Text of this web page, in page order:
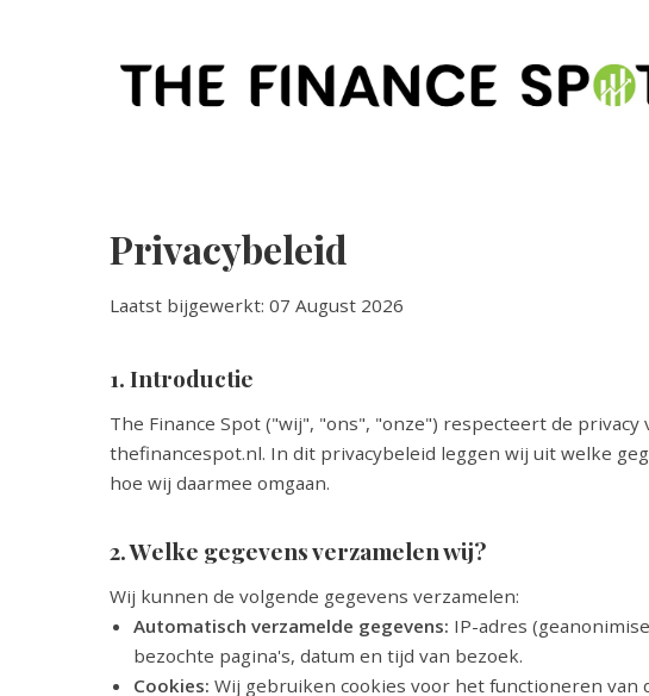
Privacybeleid
Laatst bijgewerkt: 07 August 2026
1. Introductie
The Finance Spot ("wij", "ons", "onze") respecteert de
thefinancespot.nl. In dit privacybeleid leggen wij uit welke
hoe wij daarmee omgaan.
2. Welke gegevens verzamelen wij?
Wij kunnen de volgende gegevens verzamelen:
Automatisch verzamelde gegevens: IP-adres
bezochte pagina's, datum en tijd van bezoek.
Cookies: Wij gebruiken cookies voor het functioneren